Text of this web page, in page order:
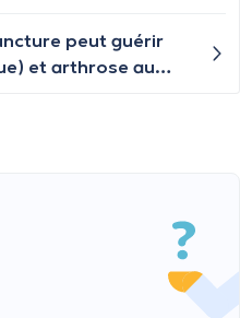
peut guérir
et arthrose au
qui ne